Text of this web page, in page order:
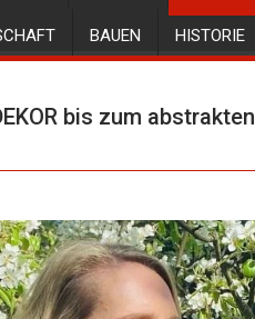
BAUEN HISTORIE
bis zum abstrakten